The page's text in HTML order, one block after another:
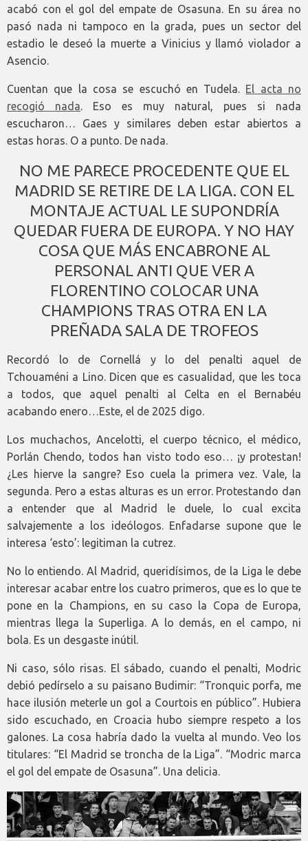
acabó con el gol del empate de Osasuna. En su área no
pasó nada ni tampoco en la grada, pues un sector del
estadio le deseó la muerte a Vinicius y llamó violador a
Asencio.
Cuentan que la cosa se escuchó en Tudela. El acta no
recogió nada. Eso es muy natural, pues si nada
escucharon… Gaes y similares deben estar abiertos a
estas horas. O a punto. De nada.
NO ME PARECE PROCEDENTE QUE EL
MADRID SE RETIRE DE LA LIGA. CON EL
MONTAJE ACTUAL LE SUPONDRÍA
QUEDAR FUERA DE EUROPA. Y NO HAY
COSA QUE MÁS ENCABRONE AL
PERSONAL ANTI QUE VER A
FLORENTINO COLOCAR UNA
CHAMPIONS TRAS OTRA EN LA
PREÑADA SALA DE TROFEOS
Recordó lo de Cornellá y lo del penalti aquel de
Tchouaméni a Lino. Dicen que es casualidad, que les toca
a todos, que aquel penalti al Celta en el Bernabéu
acabando enero…Este, el de 2025 digo.
Los muchachos, Ancelotti, el cuerpo técnico, el médico,
Porlán Chendo, todos han visto todo eso… ¡y protestan!
¿Les hierve la sangre? Eso cuela la primera vez. Vale, la
segunda. Pero a estas alturas es un error. Protestando dan
a entender que al Madrid le duele, lo cual excita
salvajemente a los ideólogos. Enfadarse supone que le
interesa ‘esto’: legitiman la cutrez.
No lo entiendo. Al Madrid, queridísimos, de la Liga le debe
interesar acabar entre los cuatro primeros, que es lo que te
pone en la Champions, en su caso la Copa de Europa,
mientras llega la Superliga. A lo demás, en el campo, ni
bola. Es un desgaste inútil.
Ni caso, sólo risas. El sábado, cuando el penalti, Modric
debió pedírselo a su paisano Budimir: “Tronquic porfa, me
hace ilusión meterle un gol a Courtois en público”. Hubiera
sido escuchado, en Croacia hubo siempre respeto a los
galones. La cosa habría dado la vuelta al mundo. Veo los
titulares: “El Madrid se troncha de la Liga”. “Modric marca
el gol del empate de Osasuna”. Una delicia.